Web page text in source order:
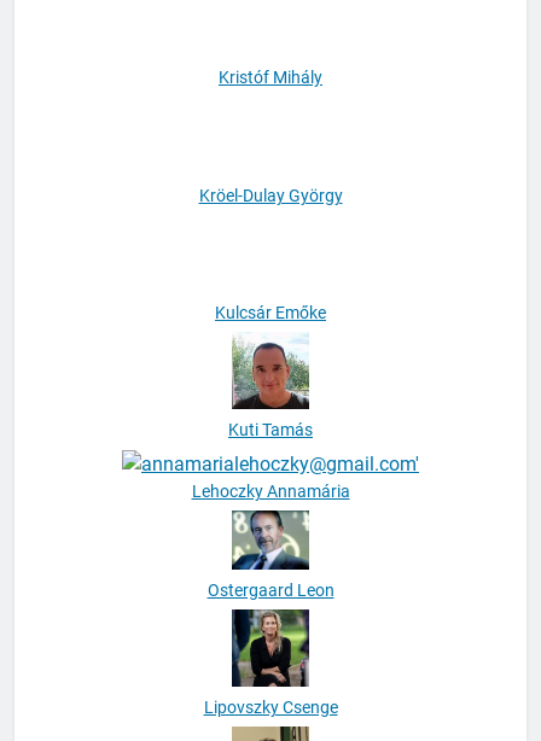
Kristóf Mihály
Kröel-Dulay György
Kulcsár Emőke
Kuti Tamás
Lehoczky Annamária
Ostergaard Leon
Lipovszky Csenge